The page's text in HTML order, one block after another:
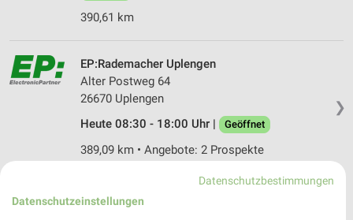
390,61 km
❯
EP:Rademacher Uplengen
Alter Postweg 64
26670 Uplengen
Heute 08:30 - 18:00 Uhr |
Geöffnet
389,09 km • Angebote: 2 Prospekte
EURONICS Fokken Weener
Datenschutzbestimmungen
Datenschutzeinstellungen